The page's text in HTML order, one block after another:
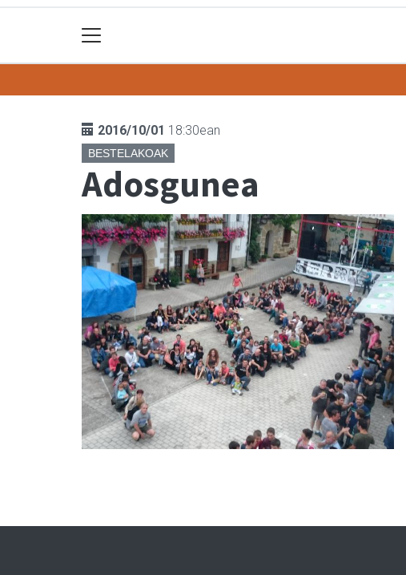
2016/10/01 18:30ean
BESTELAKOAK
Adosgunea